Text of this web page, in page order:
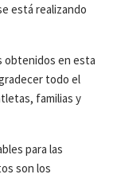
está realizando
obtenidos en esta
todo el
familias y
para las
son los